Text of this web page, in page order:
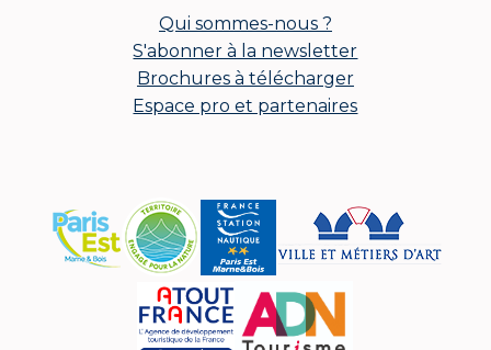
Qui sommes-nous ?
S'abonner à la newsletter
Brochures à télécharger
Espace pro et partenaires